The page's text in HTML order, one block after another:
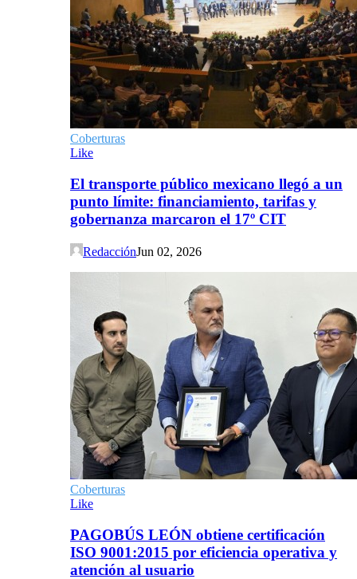
Coberturas
Like
El transporte público mexicano llegó a un
punto límite: financiamiento, tarifas y
gobernanza marcaron el 17º CIT
RedacciónJun 02, 2026
Coberturas
Like
PAGOBÚS LEÓN obtiene certificación
ISO 9001:2015 por eficiencia operativa y
atención al usuario